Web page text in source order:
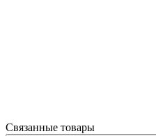
Связанные товары